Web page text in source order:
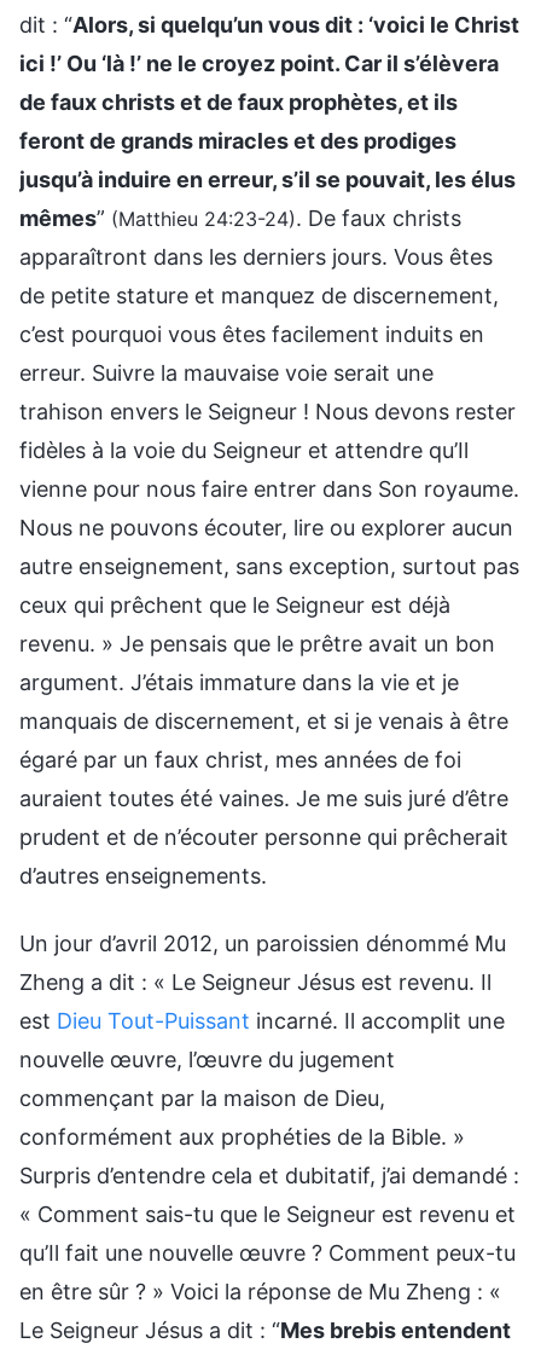
dit : “Alors, si quelqu’un vous dit : ‘voici le Christ
ici !’ Ou ‘là !’ ne le croyez point. Car il s’élèvera
de faux christs et de faux prophètes, et ils
feront de grands miracles et des prodiges
jusqu’à induire en erreur, s’il se pouvait, les élus
mêmes” (Matthieu 24:23-24). De faux christs
apparaîtront dans les derniers jours. Vous êtes
de petite stature et manquez de discernement,
c’est pourquoi vous êtes facilement induits en
erreur. Suivre la mauvaise voie serait une
trahison envers le Seigneur ! Nous devons rester
fidèles à la voie du Seigneur et attendre qu’Il
vienne pour nous faire entrer dans Son royaume.
Nous ne pouvons écouter, lire ou explorer aucun
autre enseignement, sans exception, surtout pas
ceux qui prêchent que le Seigneur est déjà
revenu. » Je pensais que le prêtre avait un bon
argument. J’étais immature dans la vie et je
manquais de discernement, et si je venais à être
égaré par un faux christ, mes années de foi
auraient toutes été vaines. Je me suis juré d’être
prudent et de n’écouter personne qui prêcherait
d’autres enseignements.
Un jour d’avril 2012, un paroissien dénommé Mu
Zheng a dit : « Le Seigneur Jésus est revenu. Il
est Dieu Tout-Puissant incarné. Il accomplit une
nouvelle œuvre, l’œuvre du jugement
commençant par la maison de Dieu,
conformément aux prophéties de la Bible. »
Surpris d’entendre cela et dubitatif, j’ai demandé :
« Comment sais-tu que le Seigneur est revenu et
qu’Il fait une nouvelle œuvre ? Comment peux-tu
en être sûr ? » Voici la réponse de Mu Zheng : «
Le Seigneur Jésus a dit : “Mes brebis entendent